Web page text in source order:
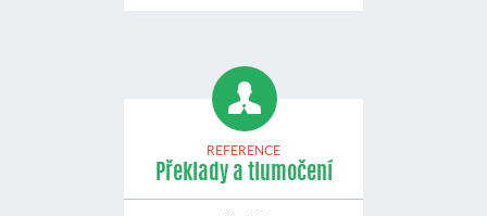
REFERENCE
Překlady a tlumočení